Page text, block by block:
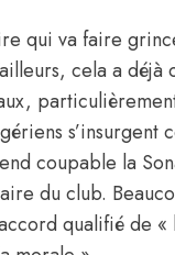
qui va faire
cela a déjà
s’insurgent
coupable la
du club.
qualifié de «